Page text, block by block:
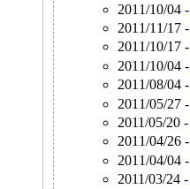
2011/10/04 -
2011/11/17 -
2011/10/17 -
2011/10/04 -
2011/08/04 -
2011/05/27 -
2011/05/20 -
2011/04/26 -
2011/04/04 -
2011/03/24 -